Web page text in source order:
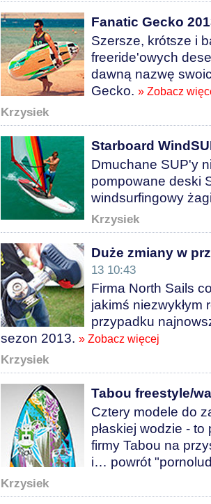
Fanatic Gecko
Szersze, krótsze i
freeride'owych
dawną nazwę
Gecko. » Zobacz
Krzysiek
Starboard
Dmuchane SUP'y
pompowane deski
windsurfingowy
Krzysiek
Duże zmiany w
13 10:43
Firma North Sails
jakimś niezwykłym
przypadku
sezon 2013. » Zobacz więcej
Krzysiek
Tabou freestyle/
Cztery modele do
płaskiej wodzie -
firmy Tabou na
i… powrót
Krzysiek